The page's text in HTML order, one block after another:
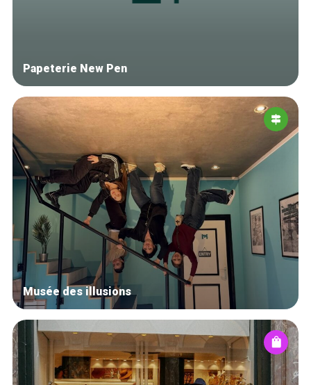
Papeterie New Pen
Musée des illusions